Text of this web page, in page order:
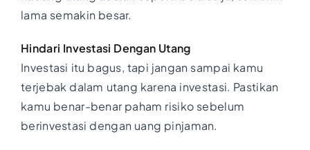
lama semakin besar.
Hindari Investasi Dengan Utang
Investasi itu bagus, tapi jangan sampai kamu
terjebak dalam utang karena investasi. Pastikan
kamu benar-benar paham risiko sebelum
berinvestasi dengan uang pinjaman.